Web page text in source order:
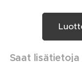
Saat